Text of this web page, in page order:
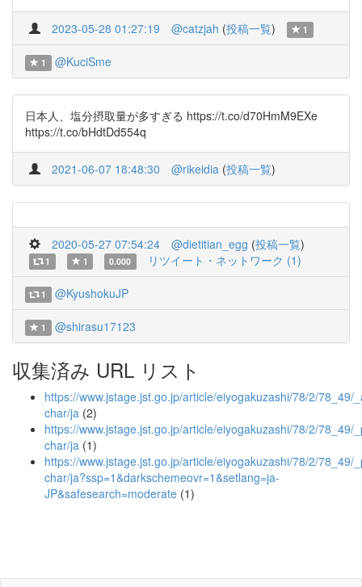
2023-05-28 01:27:19 @catzjah (投稿一覧) 1
1 @KuciSme
日本人、塩分摂取量が多すぎる https://t.co/d70HmM9EXe
https://t.co/bHdtDd554q
2021-06-07 18:48:30 @rikeidia (投稿一覧)
2020-05-27 07:54:24 @dietitian_egg (投稿一覧)
1 1 0.000 リツイート・ネットワーク (1)
1 @KyushokuJP
1 @shirasu17123
収集済み URL リスト
https://www.jstage.jst.go.jp/article/eiyogakuzashi/78/2/78_49/
char/ja (2)
https://www.jstage.jst.go.jp/article/eiyogakuzashi/78/2/78_49/
char/ja (1)
https://www.jstage.jst.go.jp/article/eiyogakuzashi/78/2/78_49/
char/ja?ssp=1&darkschemeovr=1&setlang=ja-
JP&safesearch=moderate (1)